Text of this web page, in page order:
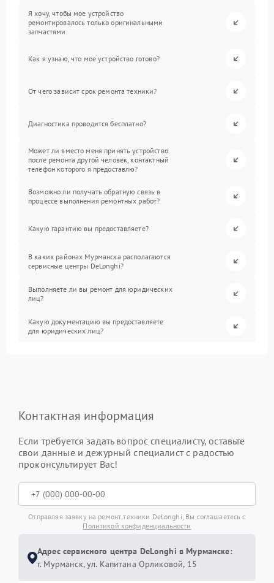
Я хочу, чтобы мое устройство
ремонтировалось только оригинальными
запчастями.
Как я узнаю, что мое устройство готово?
От чего зависит срок ремонта техники?
Диагностика проводится бесплатно?
Может ли вместо меня принять устройство
после ремонта другой человек, контактный
телефон которого я предоставлю?
Возможно ли получать обратную связь в
процессе выполнения ремонтных работ?
Какую гарантию вы предоставляете?
В каких районах Мурманска располагаются
сервисные центры DeLonghi?
Выполняете ли вы ремонт для юридических
лиц?
Какую документацию вы предоставляете
для юридических лиц?
Контактная информация
Если требуется задать вопрос специалисту, оставьте
свои данные и дежурный специалист с радостью
проконсультирует Вас!
Отправляя заявку на ремонт техники DeLonghi, Вы соглашаетесь с
Политикой конфиденциальности
Адрес сервисного центра DeLonghi в Мурманске:
г. Мурманск, ул. Капитана Орликовой, 15